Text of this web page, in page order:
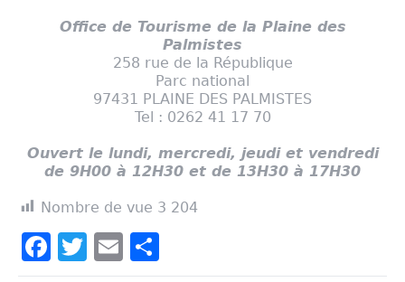
Office de Tourisme de la Plaine des
Palmistes
258 rue de la République
Parc national
97431 PLAINE DES PALMISTES
Tel : 0262 41 17 70
Ouvert le lundi, mercredi, jeudi et vendredi
de 9H00 à 12H30 et de 13H30 à 17H30
Nombre de vue 3 204
Facebook
Twitter
Email